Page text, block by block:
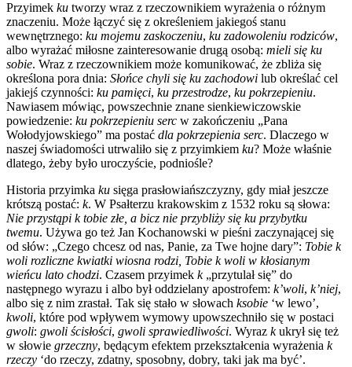
Przyimek ku tworzy wraz z rzeczownikiem wyrażenia o różnym
znaczeniu. Może łączyć się z określeniem jakiegoś stanu
wewnętrznego: ku mojemu zaskoczeniu, ku zadowoleniu rodziców,
albo wyrażać miłosne zainteresowanie drugą osobą: mieli się ku
sobie. Wraz z rzeczownikiem może komunikować, że zbliża się
określona pora dnia: Słońce chyli się ku zachodowi lub określać cel
jakiejś czynności: ku pamięci, ku przestrodze, ku pokrzepieniu.
Nawiasem mówiąc, powszechnie znane sienkiewiczowskie
powiedzenie: ku pokrzepieniu serc w zakończeniu „Pana
Wołodyjowskiego” ma postać dla pokrzepienia serc. Dlaczego w
naszej świadomości utrwaliło się z przyimkiem ku? Może właśnie
dlatego, żeby było uroczyście, podniośle?
Historia przyimka ku sięga prasłowiańszczyzny, gdy miał jeszcze
krótszą postać: k. W Psałterzu krakowskim z 1532 roku są słowa:
Nie przystąpi k tobie złe, a bicz nie przybliży się ku przybytku
twemu. Używa go też Jan Kochanowski w pieśni zaczynającej się
od słów: „Czego chcesz od nas, Panie, za Twe hojne dary”: Tobie k
woli rozliczne kwiatki wiosna rodzi, Tobie k woli w kłosianym
wieńcu lato chodzi. Czasem przyimek k„przytulał się” do
następnego wyrazu i albo był oddzielany apostrofem: k’woli, k’niej,
albo się z nim zrastał. Tak się stało w słowach ksobie ‘w lewo’,
kwoli, które pod wpływem wymowy upowszechniło się w postaci
gwoli: gwoli ścisłości, gwoli sprawiedliwości. Wyraz kukrył się też
w słowie grzeczny, będącym efektem przekształcenia wyrażenia k
rzeczy ‘do rzeczy, zdatny, sposobny, dobry, taki jak ma być’.